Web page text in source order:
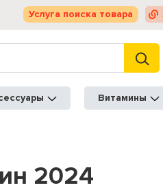
Услуга поиска товара
Витамины
2024